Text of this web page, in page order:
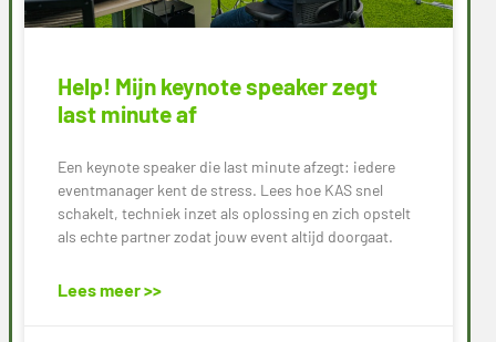
Help! Mijn keynote speaker zegt
last minute af
Een keynote speaker die last minute afzegt: iedere
eventmanager kent de stress. Lees hoe KAS snel
schakelt, techniek inzet als oplossing en zich opstelt
als echte partner zodat jouw event altijd doorgaat.
Lees meer >>